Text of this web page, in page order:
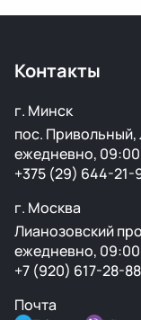
Контакты
г. Минск
пос. Привольный,
ежедневно, 09:00
+375 (29) 644-21-
г. Москва
Лианозовский
ежедневно, 09:00
+7 (920) 617-28-88
Почта